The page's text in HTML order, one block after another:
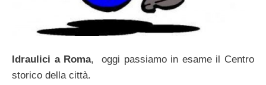
Idraulici a Roma, oggi passiamo in esame il Centro
storico della città.